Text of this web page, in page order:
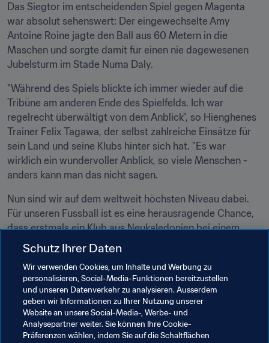
Das Siegtor im entscheidenden Spiel gegen Magenta
war absolut sehenswert: Der eingewechselte Amy
Antoine Roine jagte den Ball aus 60 Metern in die
Maschen und sorgte damit für einen nie dagewesenen
Jubelsturm im Stade Numa Daly.
"Während des Spiels blickte ich immer wieder auf die
Tribüne am anderen Ende des Spielfelds. Ich war
regelrecht überwältigt von dem Anblick", so Hienghenes
Trainer Felix Tagawa, der selbst zahlreiche Einsätze für
sein Land und seine Klubs hinter sich hat. "Es war
wirklich ein wundervoller Anblick, so viele Menschen -
anders kann man das nicht sagen.
Nun sind wir auf dem weltweit höchsten Niveau dabei.
Für unseren Fussball ist es eine herausragende Chance,
dass erstmals ein Klub aus Neukaledonien bei einem
FIFA-Turnier dabei ist", so Tagawa gegenüber
"Eine Weltmeisterschaft ist der Traum eines jeden
Fussballers, also per Definition eine Riesensache. Das
bedeutet für alle im neukaledonischen Fussball eine
enorme Motivation."
Schutz Ihrer Daten
Wir verwenden Cookies, um Inhalte und Werbung zu
personalisieren, Social-Media-Funktionen bereitzustellen
und unseren Datenverkehr zu analysieren. Ausserdem
geben wir Informationen zu Ihrer Nutzung unserer
Website an unsere Social-Media-, Werbe- und
Analysepartner weiter. Sie können Ihre Cookie-
Präferenzen wählen, indem Sie auf die Schaltflächen